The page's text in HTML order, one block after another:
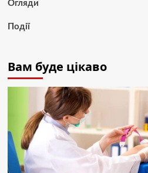
Огляди
Події
Вам буде цікаво